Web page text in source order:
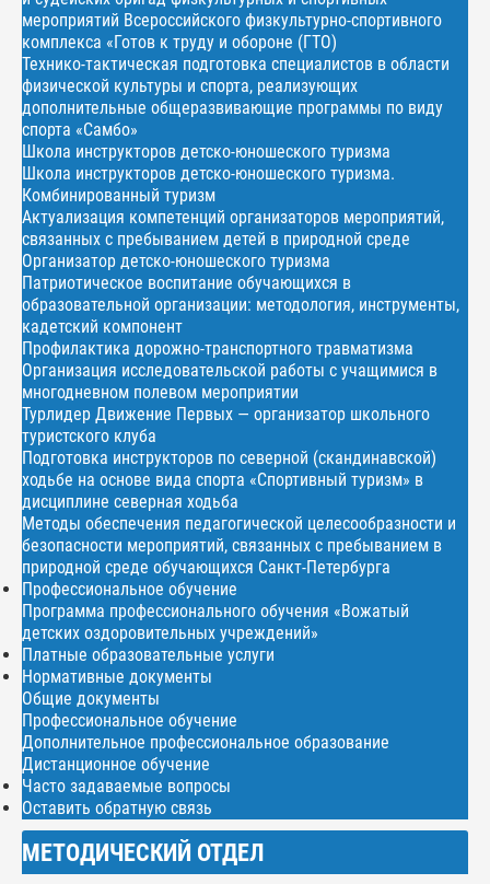
мероприятий Всероссийского физкультурно-спортивного
комплекса «Готов к труду и обороне (ГТО)
Технико-тактическая подготовка специалистов в области
физической культуры и спорта, реализующих
дополнительные общеразвивающие программы по виду
спорта «Самбо»
Школа инструкторов детско-юношеского туризма
Школа инструкторов детско-юношеского туризма.
Комбинированный туризм
Актуализация компетенций организаторов мероприятий,
связанных с пребыванием детей в природной среде
Организатор детско-юношеского туризма
Патриотическое воспитание обучающихся в
образовательной организации: методология, инструменты,
кадетский компонент
Профилактика дорожно-транспортного травматизма
Организация исследовательской работы с учащимися в
многодневном полевом мероприятии
Турлидер Движение Первых — организатор школьного
туристского клуба
Подготовка инструкторов по северной (скандинавской)
ходьбе на основе вида спорта «Спортивный туризм» в
дисциплине северная ходьба
Методы обеспечения педагогической целесообразности и
безопасности мероприятий, связанных с пребыванием в
природной среде обучающихся Санкт-Петербурга
Профессиональное обучение
Программа профессионального обучения «Вожатый
детских оздоровительных учреждений»
Платные образовательные услуги
Нормативные документы
Общие документы
Профессиональное обучение
Дополнительное профессиональное образование
Дистанционное обучение
Часто задаваемые вопросы
Оставить обратную связь
МЕТОДИЧЕСКИЙ ОТДЕЛ